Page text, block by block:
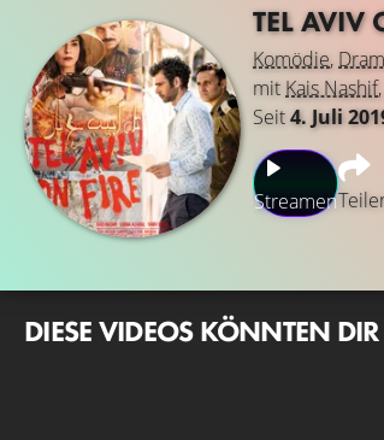
TEL AVIV
Komödie,
mit Kais Nashif,
Seit4. Juli
Streamen
DIESE VIDEOS KÖNNTEN